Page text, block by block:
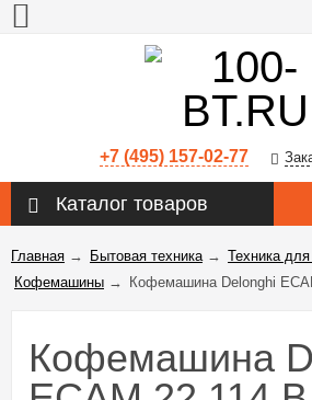
+7 (495) 157-02-77
Каталог товаров
Главная → Бытовая техника→ Техника
Кофемашины → Кофемашина Delonghi
Кофемашина